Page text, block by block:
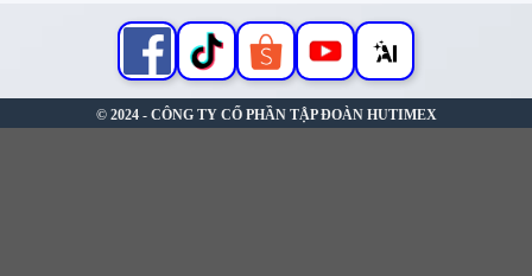
© 2024 - CÔNG TY CỔ PHẦN TẬP ĐOÀN HUTIMEX